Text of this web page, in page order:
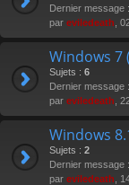
Dernier message :
par eviledeath ,
Windows 7
Sujets : 6
Dernier message :
par eviledeath ,
Windows
Sujets : 2
Dernier message :
par eviledeath ,